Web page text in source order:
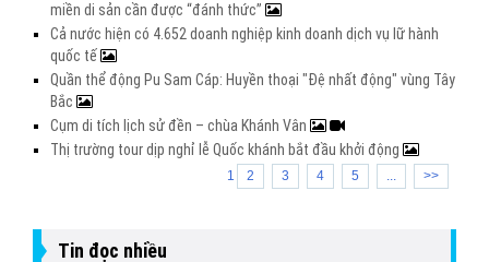
miền di sản cần được “đánh thức”
Cả nước hiện có 4.652 doanh nghiệp kinh doanh dịch vụ lữ hành
quốc tế
Quần thể động Pu Sam Cáp: Huyền thoại "Đệ nhất động" vùng Tây
Bắc
Cụm di tích lịch sử đền – chùa Khánh Vân
Thị trường tour dịp nghỉ lễ Quốc khánh bắt đầu khởi động
1 2 3 4 5 ... >>
Tin đọc nhiều